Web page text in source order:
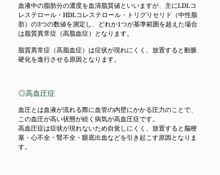
血液中の脂肪分の濃度を血清脂質値といいますが、主にLDLコ
レステロール・HDLコレステロール・トリグリセリド（中性脂
肪）の3つの数値を測定し、どれか1つが基準範囲を超えた場合
は脂質異常症（高脂血症）となります。
脂質異常症（高脂血症）は症状が現れにくく、放置すると動脈
硬化を進行させる原因となります。
◎高血圧症
血圧とは血液が流れる際に血管の内壁にかかる圧力のことで、
この血圧が高い状態が続く病気が高血圧症です。
高血圧症は症状が現れないため自覚しにくく、放置すると脳梗
塞・心不全・腎不全・眼底出血などを引き起こす原因となりま
す。